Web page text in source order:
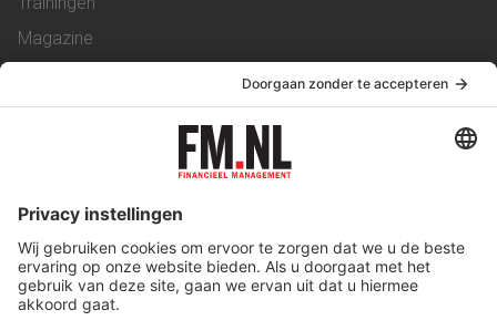
Magazine
Service & Contact
Werken bij ons
Privacy Statement
Algemene Voorwaarden